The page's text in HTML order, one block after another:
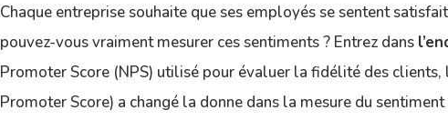
Chaque entreprise souhaite que ses employés se sentent
pouvez-vous vraiment mesurer ces sentiments ? Entrez dans
Promoter Score (NPS) utilisé pour évaluer la fidélité des clients,
Promoter Score) a changé la donne dans la mesure du